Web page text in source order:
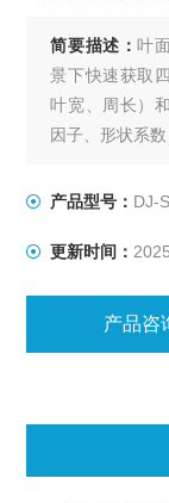
简要描述：叶
景下快速获取
叶宽、周长）
因子、形状系数
产品型号： DJ-S
更新时间：
产品咨